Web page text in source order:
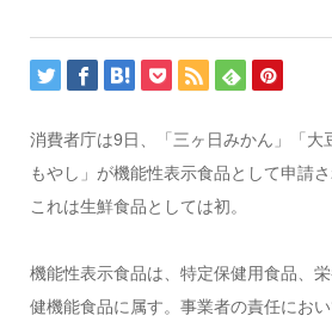
消費者庁は9日、「三ヶ日みかん」「大
もやし」が機能性表示食品として申請
これは生鮮食品としては初。
機能性表示食品は、特定保健用食品、
健機能食品に属す。事業者の責任にお